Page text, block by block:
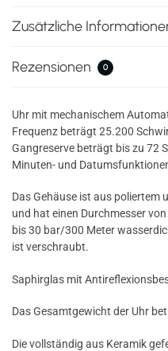
Zusätzliche
Rezensionen 0
Uhr mit mechanischem
Frequenz beträgt 25.200
Gangreserve beträgt bis zu 72
Minuten- und
Das Gehäuse ist aus poliertem
und hat einen Durchmesser
bis 30 bar/300 Meter
ist verschraubt.
Saphirglas mit
Das Gesamtgewicht der Uhr
Die vollständig aus Keramik